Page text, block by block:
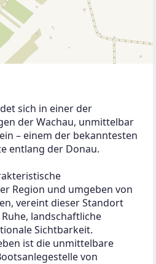
sich in einer der
der Wachau, unmittelbar
– einem der bekanntesten
entlang der Donau.
Region und umgeben von
vereint dieser Standort
landschaftliche
Sichtbarkeit.
ist die unmittelbare
von